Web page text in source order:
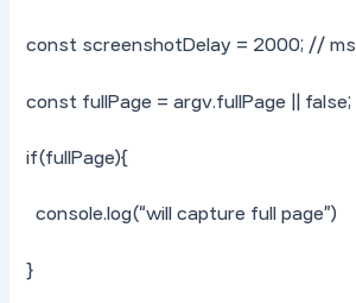
const screenshotDelay = 2000; // ms
const fullPage = argv.fullPage || false;
if(fullPage){
console.log(“will capture full page”)
}